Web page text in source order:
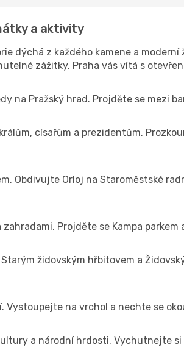
a aktivity
dýchá z každého kamene a
zážitky. Praha vás vítá s
na Pražský hrad. Projděte se mezi
císařům a prezidentům.
Obdivujte Orloj na Staroměstské
Projděte se Kampa
židovským hřbitovem a
Vystoupejte na vrchol a nechte se
a národní hrdosti. Vychutnejte